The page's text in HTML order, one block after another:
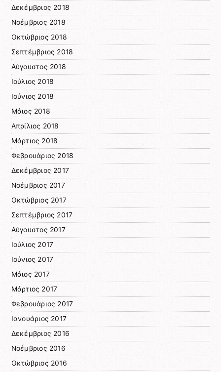
Δεκέμβριος 2018
Νοέμβριος 2018
Οκτώβριος 2018
Σεπτέμβριος 2018
Αύγουστος 2018
Ιούλιος 2018
Ιούνιος 2018
Μάιος 2018
Απρίλιος 2018
Μάρτιος 2018
Φεβρουάριος 2018
Δεκέμβριος 2017
Νοέμβριος 2017
Οκτώβριος 2017
Σεπτέμβριος 2017
Αύγουστος 2017
Ιούλιος 2017
Ιούνιος 2017
Μάιος 2017
Μάρτιος 2017
Φεβρουάριος 2017
Ιανουάριος 2017
Δεκέμβριος 2016
Νοέμβριος 2016
Οκτώβριος 2016